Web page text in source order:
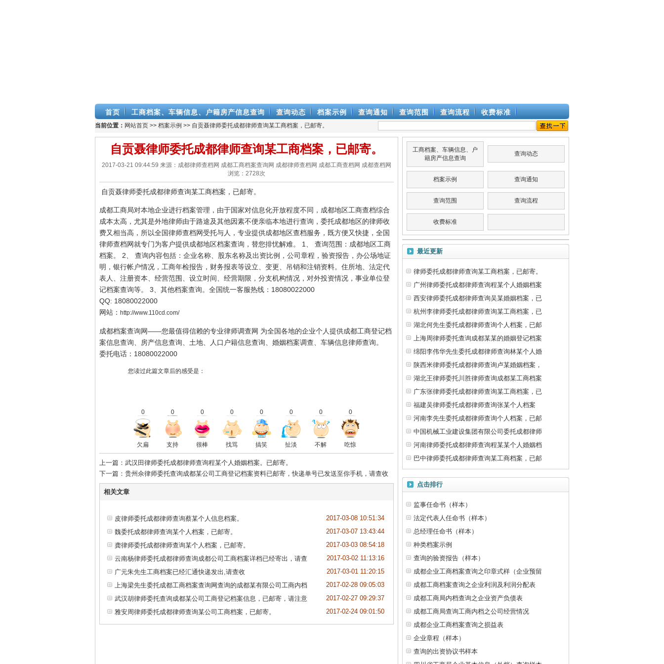
首页 工商档案、车辆信息、户籍房产信息查询 查询动态 档案示例 查询通知 查询范围 查询流程 收费标准
当前位置： 网站首页 >> 档案示例 >> 自贡聂律师委托成都律师查询某工商档案，已邮寄。
自贡聂律师委托成都律师查询某工商档案，已邮寄。
2017-03-21 09:44:59 来源：成都律师查档网 成都工商档案查询网 成都律师查档网 成都工商查档网 成都查档网
浏览： 2728次
自贡聂律师委托成都律师查询某工商档案，已邮寄。
成都工商局对本地企业进行档案管理，由于国家对信息化开放程度不同，成都地区工商查档综合
成本太高，尤其是外地律师由于路途及其他因素不便亲临本地进行查询，委托成都地区的律师收
费又相当高，所以全国律师查档网受托与人，专业提供成都地区查档服务，既方便又快捷，全国
律师查档网就专门为客户提供成都地区档案查询，替您排忧解难。 1、 查询范围：成都地区工商
档案。 2、 查询内容包括：企业名称、股东名称及出资比例，公司章程，验资报告，办公场地证
明，银行帐户情况，工商年检报告，财务报表等设立、变更、吊销和注销资料。住所地、法定代
表人、注册资本、经营范围、设立时间、经营期限，分支机构情况，对外投资情况，事业单位登
记档案查询等。 3、其他档案查询。全国统一客服热线：18080022000
QQ: 18080022000
网站： http://www.110cd.com/
成都档案查询网——您最值得信赖的专业律师调查网 为全国各地的企业个人提供成都工商登记档
案信息查询、房产信息查询、土地、人口户籍信息查询、婚姻档案调查、车辆信息律师查询。
委托电话：18080022000
您读过此篇文章后的感受是：
0 0 0 0 0 0 0 0
欠扁 支持 很棒 找骂 搞笑 扯淡 不解 吃惊
上一篇：武汉田律师委托成都律师查询程某个人婚姻档案。已邮寄。
下一篇：贵州佘律师委托查询成都某公司工商登记档案资料已邮寄，快递单号已发送至你手机，请查收
相关文章
皮律师委托成都律师查询蔡某个人信息档案。
2017-03-08 10:51:34
魏委托成都律师查询某个人档案，已邮寄。
2017-03-07 13:43:44
龚律师委托成都律师查询某个人档案，已邮寄。
2017-03-03 08:54:18
云南杨律师委托成都律师查询成都公司工商档案详档已经寄出，请查
2017-03-02 11:13:16
广元朱先生工商档案已经汇通快递发出,请查收
2017-03-01 11:20:15
上海梁先生委托成都工商档案查询网查询的成都某有限公司工商内档
2017-02-28 09:05:03
武汉胡律师委托查询成都某公司工商登记档案信息，已邮寄，请注意
2017-02-27 09:29:37
雅安周律师委托成都律师查询某公司工商档案，已邮寄。
2017-02-24 09:01:50
工商档案、车辆信息、户
籍房产信息查询
查询动态
档案示例 查询通知
查询范围 查询流程
收费标准
最近更新
律师委托成都律师查询某工商档案，已邮寄。
广州律师委托成都律师查询程某个人婚姻档案
西安律师委托成都律师查询吴某婚姻档案，已
杭州李律师委托成都律师查询某工商档案，已
湖北何先生委托成都律师查询个人档案，已邮
上海周律师委托查询成都某某的婚姻登记档案
绵阳李伟华先生委托成都律师查询林某个人婚
陕西米律师委托成都律师查询卢某婚姻档案，
湖北王律师委托川胜律师查询成都某工商档案
广东张律师委托成都律师查询某工商档案，已
福建吴律师委托成都律师查询张某个人档案
河南李先生委托成都律师查询个人档案，已邮
中国机械工业建设集团有限公司委托成都律师
河南律师委托成都律师查询程某某个人婚姻档
巴中律师委托成都律师查询某工商档案，已邮
点击排行
监事任命书（样本）
法定代表人任命书（样本）
总经理任命书（样本）
种类档案示例
查询的验资报告（样本）
成都企业工商档案查询之印章式样（企业预留
成都工商档案查询之企业利润及利润分配表
成都工商局内档查询之企业资产负债表
成都工商局查询工商内档之公司经营情况
成都企业工商档案查询之损益表
企业章程（样本）
查询的出资协议书样本